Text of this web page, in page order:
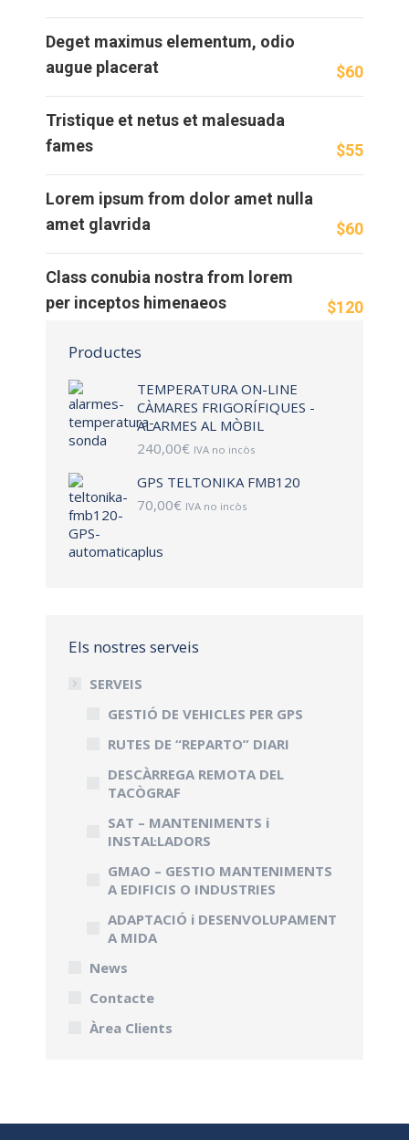
Deget maximus elementum, odio
augue placerat
$60
Tristique et netus et malesuada
fames
$55
Lorem ipsum from dolor amet nulla
amet glavrida
$60
Class conubia nostra from lorem
per inceptos himenaeos
$120
Productes
TEMPERATURA ON-LINE
CÀMARES FRIGORÍFIQUES -
ALARMES AL MÒBIL
240,00€ IVA no incòs
GPS TELTONIKA FMB120
70,00€ IVA no incòs
Els nostres serveis
SERVEIS
GESTIÓ DE VEHICLES PER GPS
RUTES DE “REPARTO” DIARI
DESCÀRREGA REMOTA DEL
TACÒGRAF
SAT – MANTENIMENTS i
INSTAL·LADORS
GMAO – GESTIO MANTENIMENTS
A EDIFICIS O INDUSTRIES
ADAPTACIÓ i DESENVOLUPAMENT
A MIDA
News
Contacte
Àrea Clients